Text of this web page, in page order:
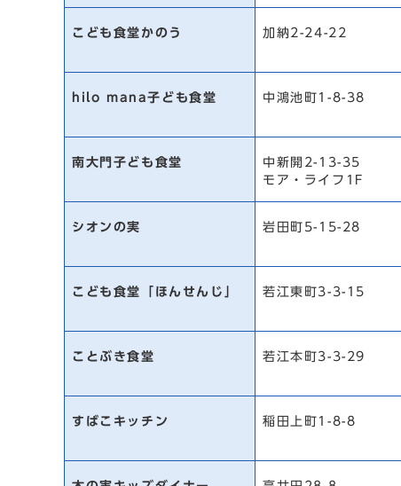
こども食堂かのう 加納2-24-22
hilo mana子ども食堂 中鴻池町1-8-38
南大門子ども食堂
中新開2-13-35
モア・ライフ1F
シオンの実 岩田町5-15-28
こども食堂「ほんせんじ」 若江東町3-3-15
ことぶき食堂 若江本町3-3-29
すばこキッチン 稲田上町1-8-8